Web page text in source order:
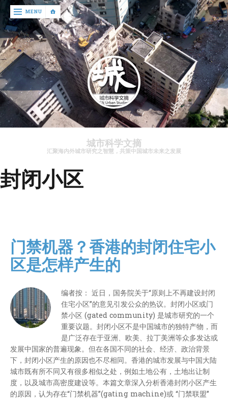
‹
return

文
资
讯
关
MENU
城市科学文摘
汇聚海内外城市研究之智慧，共策中国城市未来之发展
封闭小区
门禁机器？香港的封闭住宅小
区是怎样产生的
编者按： 近日，国务院关于“原则上不再建设封闭
住宅小区”的意见引发公众的热议。封闭小区或门
禁小区 (gated community) 是城市研究的一个
重要议题。封闭小区不是中国城市的独特产物，而
是广泛存在于亚洲、欧美、拉丁美洲等众多发达或
发展中国家的普遍现象。但在各国不同的社会、经济、政治背景
下，封闭小区产生的原因也不尽相同。香港的城市发展与中国大陆
城市既有所不同又有很多相似之处，例如土地公有，土地出让制
度，以及城市高密度建设等。本篇文章深入分析香港封闭小区产生
的原因，认为存在“门禁机器”(gating machine)或 “门禁联盟”